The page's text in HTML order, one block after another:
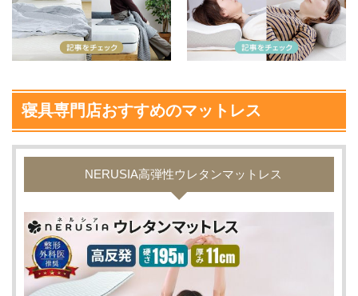
寝具専門店おすすめのマットレス
NERUSIA高弾性ウレタンマットレス